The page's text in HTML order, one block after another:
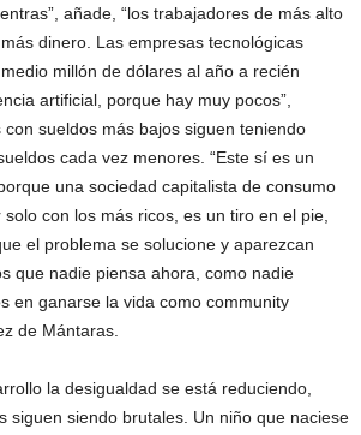
añade, “los trabajadores de más alto
dinero. Las empresas tecnológicas
millón de dólares al año a recién
artificial, porque hay muy pocos”,
sueldos más bajos siguen teniendo
cada vez menores. “Este sí es un
una sociedad capitalista de consumo
con los más ricos, es un tiro en el pie,
el problema se solucione y aparezcan
que nadie piensa ahora, como nadie
en ganarse la vida como community
de Mántaras.
la desigualdad se está reduciendo,
siguen siendo brutales. Un niño que naciese